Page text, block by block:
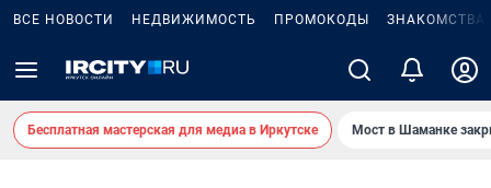
ВСЕ НОВОСТИ НЕДВИЖИМОСТЬ ПРОМОКОДЫ ЗНАКОМСТВА
Бесплатная мастерская для медиа в Иркутске Мост в Шаманке